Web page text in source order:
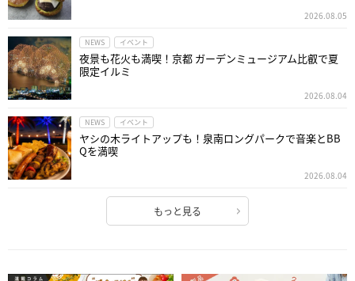
2026.08.05
NEWS イベント
夜景も花火も満喫！京都 ガーデンミュージアム比叡で夏
限定イルミ
2026.08.04
NEWS イベント
ヤシの木ライトアップも！泉南ロングパークで音楽とBB
Qを満喫
2026.08.04
もっと見る